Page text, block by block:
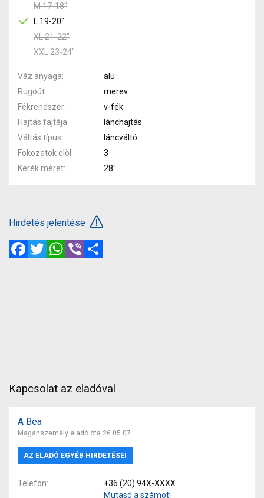
M 17-18"
L 19-20"
XL 21-22"
XXL 23-24"
Váz anyaga
alu
Rugóút
merev
Fékrendszer
v-fék
Hajtás fajtája
lánchajtás
Váltás típus
láncváltó
Fokozatok elöl
3
Kerék méret
28"
Hirdetés jelentése
FacebookTwitterWhatsApp
Viber
Kapcsolat az eladóval
A Bea
Magánszemély eladó óta 26.05.07
AZ ELADÓ EGYÉB HIRDETÉSEI
Telefon
+36 (20) 94X-XXXX
Mutasd a számot!